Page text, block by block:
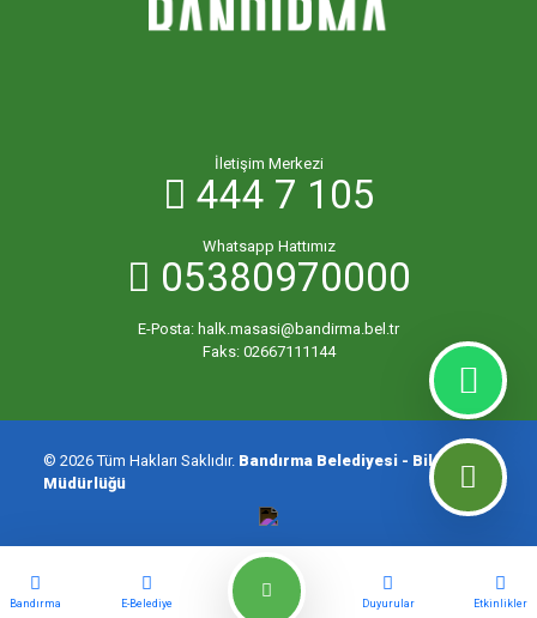
Bandırma E-Belediye Duyurular Etkinlikler
İletişim Merkezi
444 7 105
Whatsapp Hattımız
05380970000
E-Posta: halk.masasi@bandirma.bel.tr
Faks: 02667111144
© 2026 Tüm Hakları Saklıdır. Bandırma Belediyesi - Bilgi İşlem
Müdürlüğü